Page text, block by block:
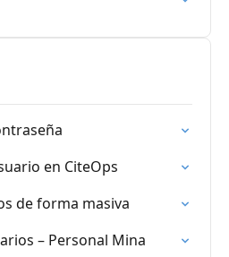
en CiteOps
de forma masiva
– Personal Mina